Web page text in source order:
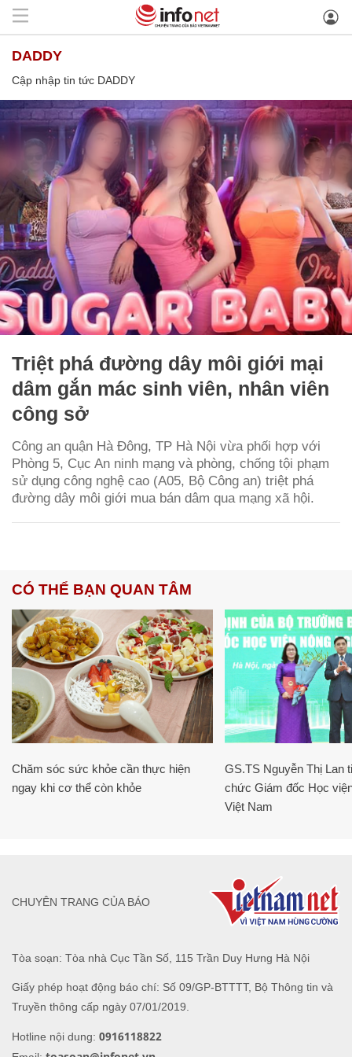
DADDY
Cập nhập tin tức DADDY
Triệt phá đường dây môi giới mại
dâm gắn mác sinh viên, nhân viên
công sở
Công an quận Hà Đông, TP Hà Nội vừa phối hợp với
Phòng 5, Cục An ninh mạng và phòng, chống tội phạm
sử dụng công nghệ cao (A05, Bộ Công an) triệt phá
đường dây môi giới mua bán dâm qua mạng xã hội.
CÓ THỂ BẠN QUAN TÂM
Chăm sóc sức khỏe cần thực hiện
ngay khi cơ thể còn khỏe
GS.TS Nguyễn Thị Lan
chức Giám đốc Học
Việt Nam
Tòa soạn: Tòa nhà Cục Tần Số, 115 Trần Duy Hưng Hà Nội
Giấy phép hoạt động báo chí: Số 09/GP-BTTTT, Bộ Thông tin và
Truyền thông cấp ngày 07/01/2019.
Hotline nội dung: 0916118822
CHUYÊN TRANG CỦA BÁO